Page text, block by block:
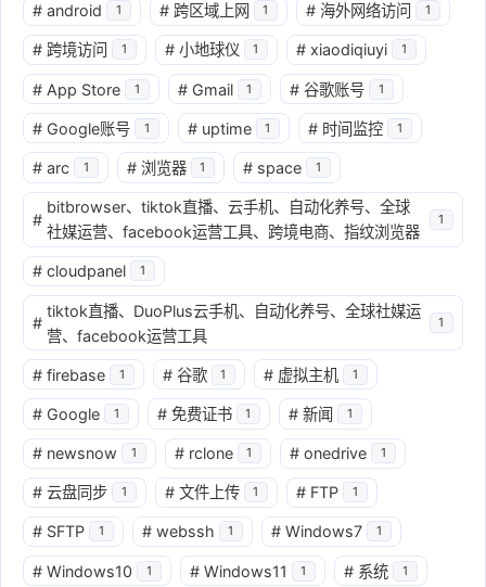
# android 1 # 跨区域上网 1 # 海外网络访问 1
# 跨境访问 1 # 小地球仪 1 # xiaodiqiuyi 1
# App Store 1 # Gmail 1 # 谷歌账号 1
# Google账号 1 # uptime 1 # 时间监控 1
# arc 1 # 浏览器 1 # space 1
#
bitbrowser、tiktok直播、云手机、自动化养号、全球
社媒运营、facebook运营工具、跨境电商、指纹浏览器
1
# cloudpanel 1
#
tiktok直播、DuoPlus云手机、自动化养号、全球社媒运
营、facebook运营工具
1
# firebase 1 # 谷歌 1 # 虚拟主机 1
# Google 1 # 免费证书 1 # 新闻 1
# newsnow 1 # rclone 1 # onedrive 1
# 云盘同步 1 # 文件上传 1 # FTP 1
# SFTP 1 # webssh 1 # Windows7 1
# Windows10 1 # Windows11 1 # 系统 1